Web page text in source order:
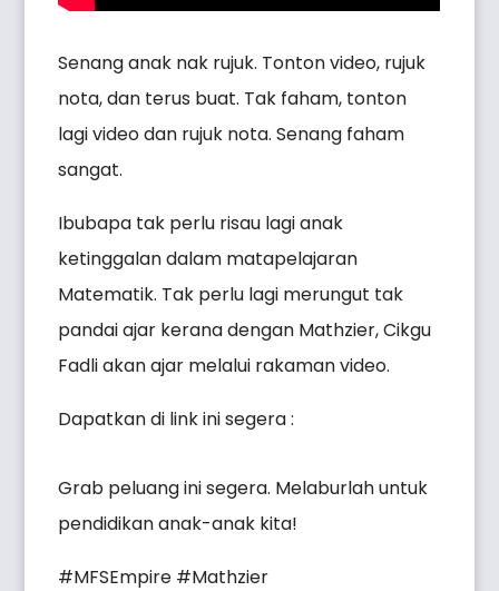
Senang anak nak rujuk. Tonton video, rujuk
nota, dan terus buat. Tak faham, tonton
lagi video dan rujuk nota. Senang faham
sangat.
Ibubapa tak perlu risau lagi anak
ketinggalan dalam matapelajaran
Matematik. Tak perlu lagi merungut tak
pandai ajar kerana dengan Mathzier, Cikgu
Fadli akan ajar melalui rakaman video.
Dapatkan di link ini segera :
Grab peluang ini segera. Melaburlah untuk
pendidikan anak-anak kita!
#MFSEmpire #Mathzier